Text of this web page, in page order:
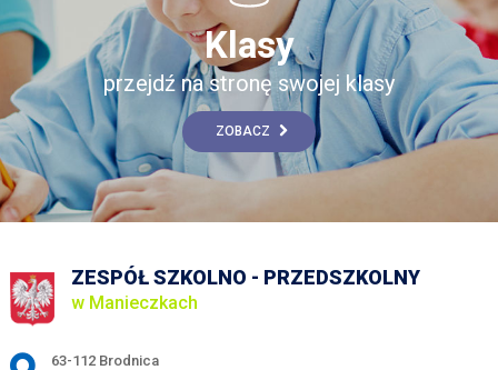
Klasy
przejdź na stronę swojej klasy
ZOBACZ
ZESPÓŁ SZKOLNO - PRZEDSZKOLNY
w Manieczkach
Adres pocztowy:
63-112 Brodnica